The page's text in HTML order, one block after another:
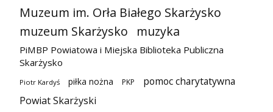
Muzeum im. Orła Białego Skarżysko
muzeum Skarżysko
muzyka
PiMBP Powiatowa i Miejska Biblioteka Publiczna
Skarżysko
Piotr Kardyś piłka nożna PKP
pomoc charytatywna
Powiat Skarżyski